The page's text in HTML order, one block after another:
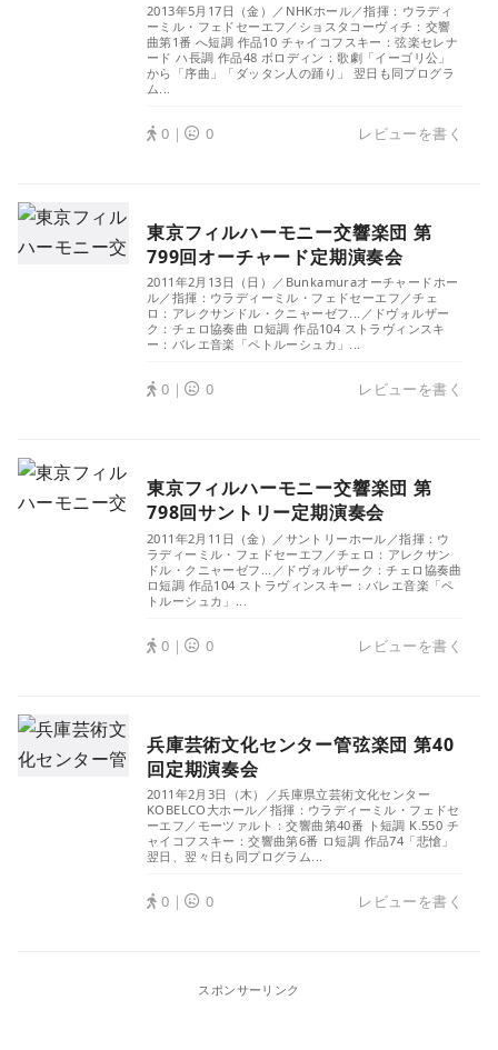
2013年5月17日（金）／NHKホール／指揮：ウラディ
ーミル・フェドセーエフ／ショスタコーヴィチ：交響
曲第1番 へ短調 作品10 チャイコフスキー：弦楽セレナ
ード ハ長調 作品48 ボロディン：歌劇「イーゴリ公」
から「序曲」「ダッタン人の踊り」 翌日も同プログラ
ム...
0｜ 0 レビューを書く
東京フィルハーモニー交響楽団 第
799回オーチャード定期演奏会
2011年2月13日（日）／Bunkamuraオーチャードホー
ル／指揮：ウラディーミル・フェドセーエフ／チェ
ロ：アレクサンドル・クニャーゼフ...／ドヴォルザー
ク：チェロ協奏曲 ロ短調 作品104 ストラヴィンスキ
ー：バレエ音楽「ペトルーシュカ」...
0｜ 0 レビューを書く
東京フィルハーモニー交響楽団 第
798回サントリー定期演奏会
2011年2月11日（金）／サントリーホール／指揮：ウ
ラディーミル・フェドセーエフ／チェロ：アレクサン
ドル・クニャーゼフ...／ドヴォルザーク：チェロ協奏曲
ロ短調 作品104 ストラヴィンスキー：バレエ音楽「ペ
トルーシュカ」...
0｜ 0 レビューを書く
兵庫芸術文化センター管弦楽団 第40
回定期演奏会
2011年2月3日（木）／兵庫県立芸術文化センター
KOBELCO大ホール／指揮：ウラディーミル・フェドセ
ーエフ／モーツァルト：交響曲第40番 ト短調 K.550 チ
ャイコフスキー：交響曲第6番 ロ短調 作品74「悲愴」
翌日、翌々日も同プログラム...
0｜ 0 レビューを書く
スポンサーリンク